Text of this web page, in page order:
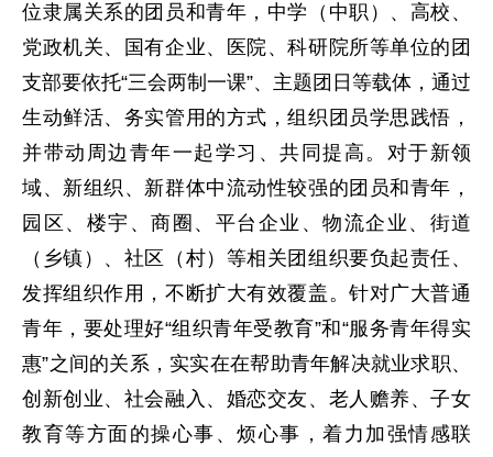
位隶属关系的团员和青年，中学（中职）、高校、
党政机关、国有企业、医院、科研院所等单位的团
支部要依托“三会两制一课”、主题团日等载体，通过
生动鲜活、务实管用的方式，组织团员学思践悟，
并带动周边青年一起学习、共同提高。对于新领
域、新组织、新群体中流动性较强的团员和青年，
园区、楼宇、商圈、平台企业、物流企业、街道
（乡镇）、社区（村）等相关团组织要负起责任、
发挥组织作用，不断扩大有效覆盖。针对广大普通
青年，要处理好“组织青年受教育”和“服务青年得实
惠”之间的关系，实实在在帮助青年解决就业求职、
创新创业、社会融入、婚恋交友、老人赡养、子女
教育等方面的操心事、烦心事，着力加强情感联